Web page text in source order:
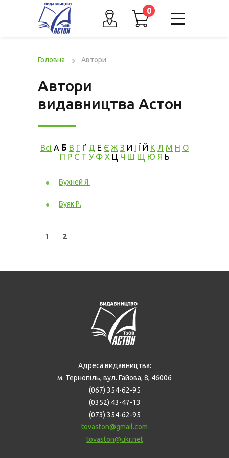
0
Головна Автори
Автори
видавництва Астон
Всі А Б В Г Ґ Д Е Є Ж З И І Ї Й К Л М Н О
П Р С Т У Ф Х Ц Ч Ш Щ Ю Я Ь
Бухней Я.
Буяк Р.
1 2
Адреса видавництва:
м. Тернопіль, вул. Гайова, 8, 46006
(067) 354-62-95
(0352) 43-47-13
(073) 354-62-95
tovaston@gmail.com
tovaston@ukr.net